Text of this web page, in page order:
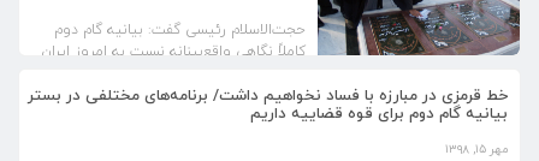
حجت‌الاسلام‌ رئیسی گفت: بیانیه گام دوم
کاملاً نگاهی واقع‌بینانه نسبت به امروزِ ایران
آرمان‌ها را نشان می‌دهد کاملا نگاه واقع‌بینانه
دارد
خط قرمزی در مبارزه با فساد نخواهیم داشت/ برنامه‌های مختلفی در بستر
بیانیه گام دوم برای قوه قضاییه داریم
مهر ۱۵, ۱۳۹۸